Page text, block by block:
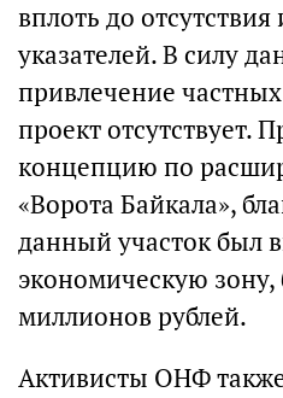
вплоть до
указателей. В силу
привлечение
проект отсутствует.
концепцию по
«Ворота Байкала»,
данный участок был
экономическую
миллионов рублей.
Активисты ОНФ